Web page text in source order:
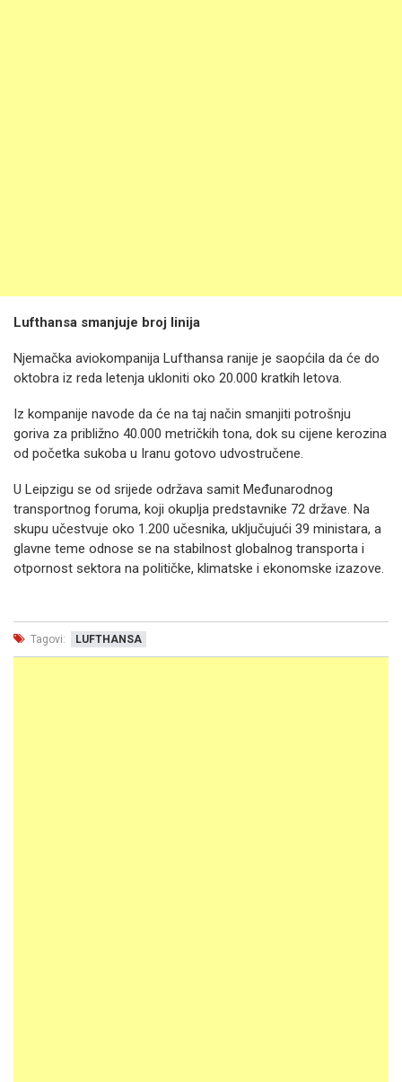
Lufthansa smanjuje broj linija
Njemačka aviokompanija Lufthansa ranije je saopćila da će do
oktobra iz reda letenja ukloniti oko 20.000 kratkih letova.
Iz kompanije navode da će na taj način smanjiti potrošnju
goriva za približno 40.000 metričkih tona, dok su cijene kerozina
od početka sukoba u Iranu gotovo udvostručene.
U Leipzigu se od srijede održava samit Međunarodnog
transportnog foruma, koji okuplja predstavnike 72 države. Na
skupu učestvuje oko 1.200 učesnika, uključujući 39 ministara, a
glavne teme odnose se na stabilnost globalnog transporta i
otpornost sektora na političke, klimatske i ekonomske izazove.
Tagovi: LUFTHANSA